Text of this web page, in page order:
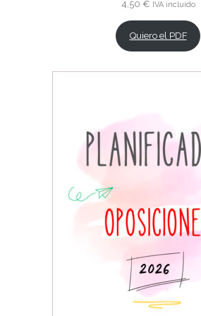
4,50 € IVA incluido
Quiero el PDF